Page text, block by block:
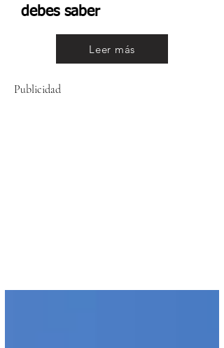
debes saber
Leer más
Publicidad